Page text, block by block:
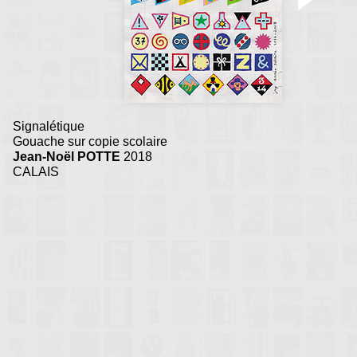
Signalétique
Gouache sur copie scolaire
Jean-Noël POTTE 2018
CALAIS